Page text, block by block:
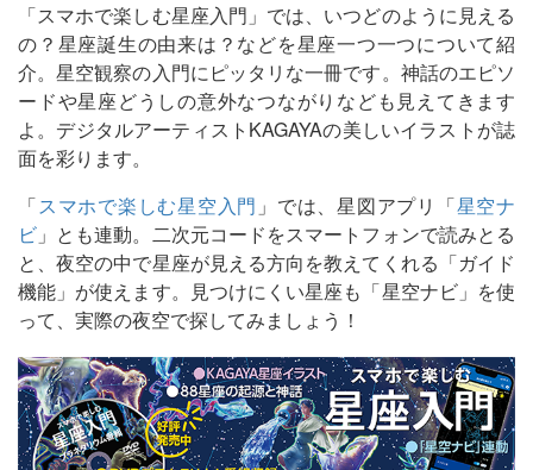
「スマホで楽しむ星座入門」では、いつどのように見える
の？星座誕生の由来は？などを星座一つ一つについて紹
介。星空観察の入門にピッタリな一冊です。神話のエピソ
ードや星座どうしの意外なつながりなども見えてきます
よ。デジタルアーティストKAGAYAの美しいイラストが誌
面を彩ります。
「スマホで楽しむ星空入門 」では、星図アプリ「星空ナ
ビ 」とも連動。二次元コードをスマートフォンで読みとる
と、夜空の中で星座が見える方向を教えてくれる「ガイド
機能」が使えます。見つけにくい星座も「星空ナビ」を使
って、実際の夜空で探してみましょう！